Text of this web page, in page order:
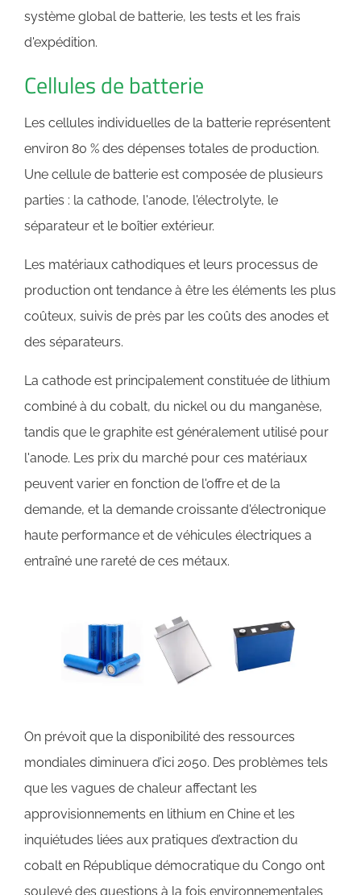
système global de batterie, les tests et les frais
d'expédition.
Cellules de batterie
Les cellules individuelles de la batterie représentent
environ 80 % des dépenses totales de production.
Une cellule de batterie est composée de plusieurs
parties : la cathode, l'anode, l'électrolyte, le
séparateur et le boîtier extérieur.
Les matériaux cathodiques et leurs processus de
production ont tendance à être les éléments les plus
coûteux, suivis de près par les coûts des anodes et
des séparateurs.
La cathode est principalement constituée de lithium
combiné à du cobalt, du nickel ou du manganèse,
tandis que le graphite est généralement utilisé pour
l'anode. Les prix du marché pour ces matériaux
peuvent varier en fonction de l'offre et de la
demande, et la demande croissante d'électronique
haute performance et de véhicules électriques a
entraîné une rareté de ces métaux.
On prévoit que la disponibilité des ressources
mondiales diminuera d’ici 2050. Des problèmes tels
que les vagues de chaleur affectant les
approvisionnements en lithium en Chine et les
inquiétudes liées aux pratiques d’extraction du
cobalt en République démocratique du Congo ont
soulevé des questions à la fois environnementales